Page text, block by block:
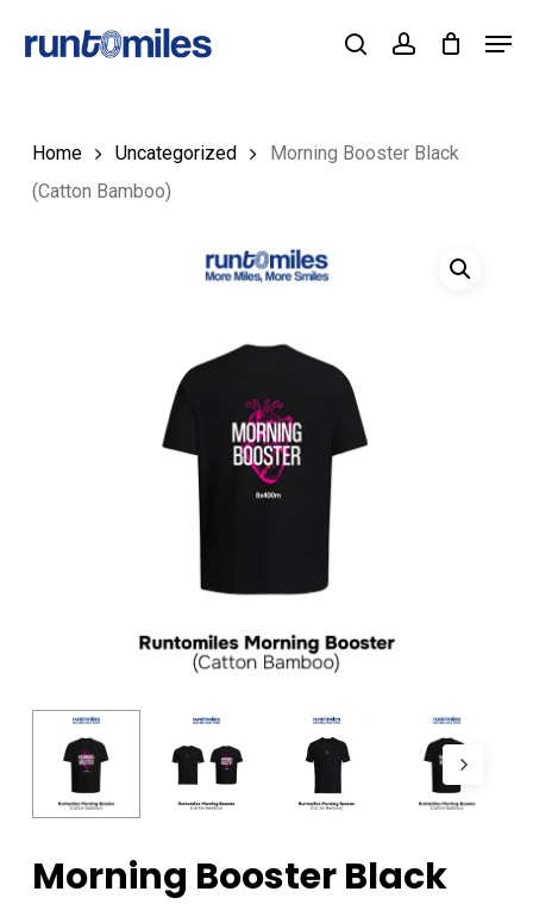
searchaccount
Cart Close
Home Uncategorized
Morning Booster Black
(Catton Bamboo)
Morning Booster Black